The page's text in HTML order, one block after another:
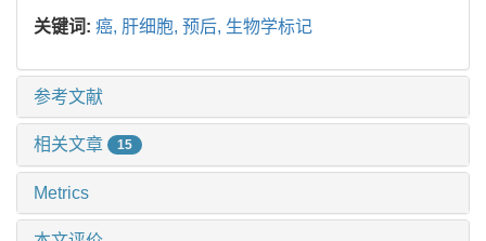
关键词: 癌, 肝细胞, 预后, 生物学标记
参考文献
相关文章 15
Metrics